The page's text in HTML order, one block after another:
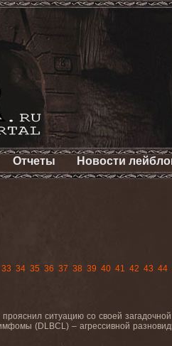
Отчеты Новости
33 34 35 36 37 38 39 40 41 42 43 44
прояснил ситуацию со своей
(DLBCL) – агрессивной